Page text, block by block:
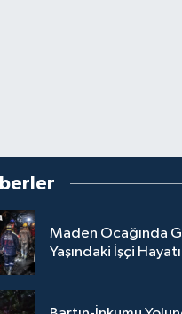
Maden Ocağında
Yaşındaki İşçi